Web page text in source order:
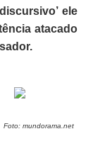
ele
atacado
Foto: mundorama.net